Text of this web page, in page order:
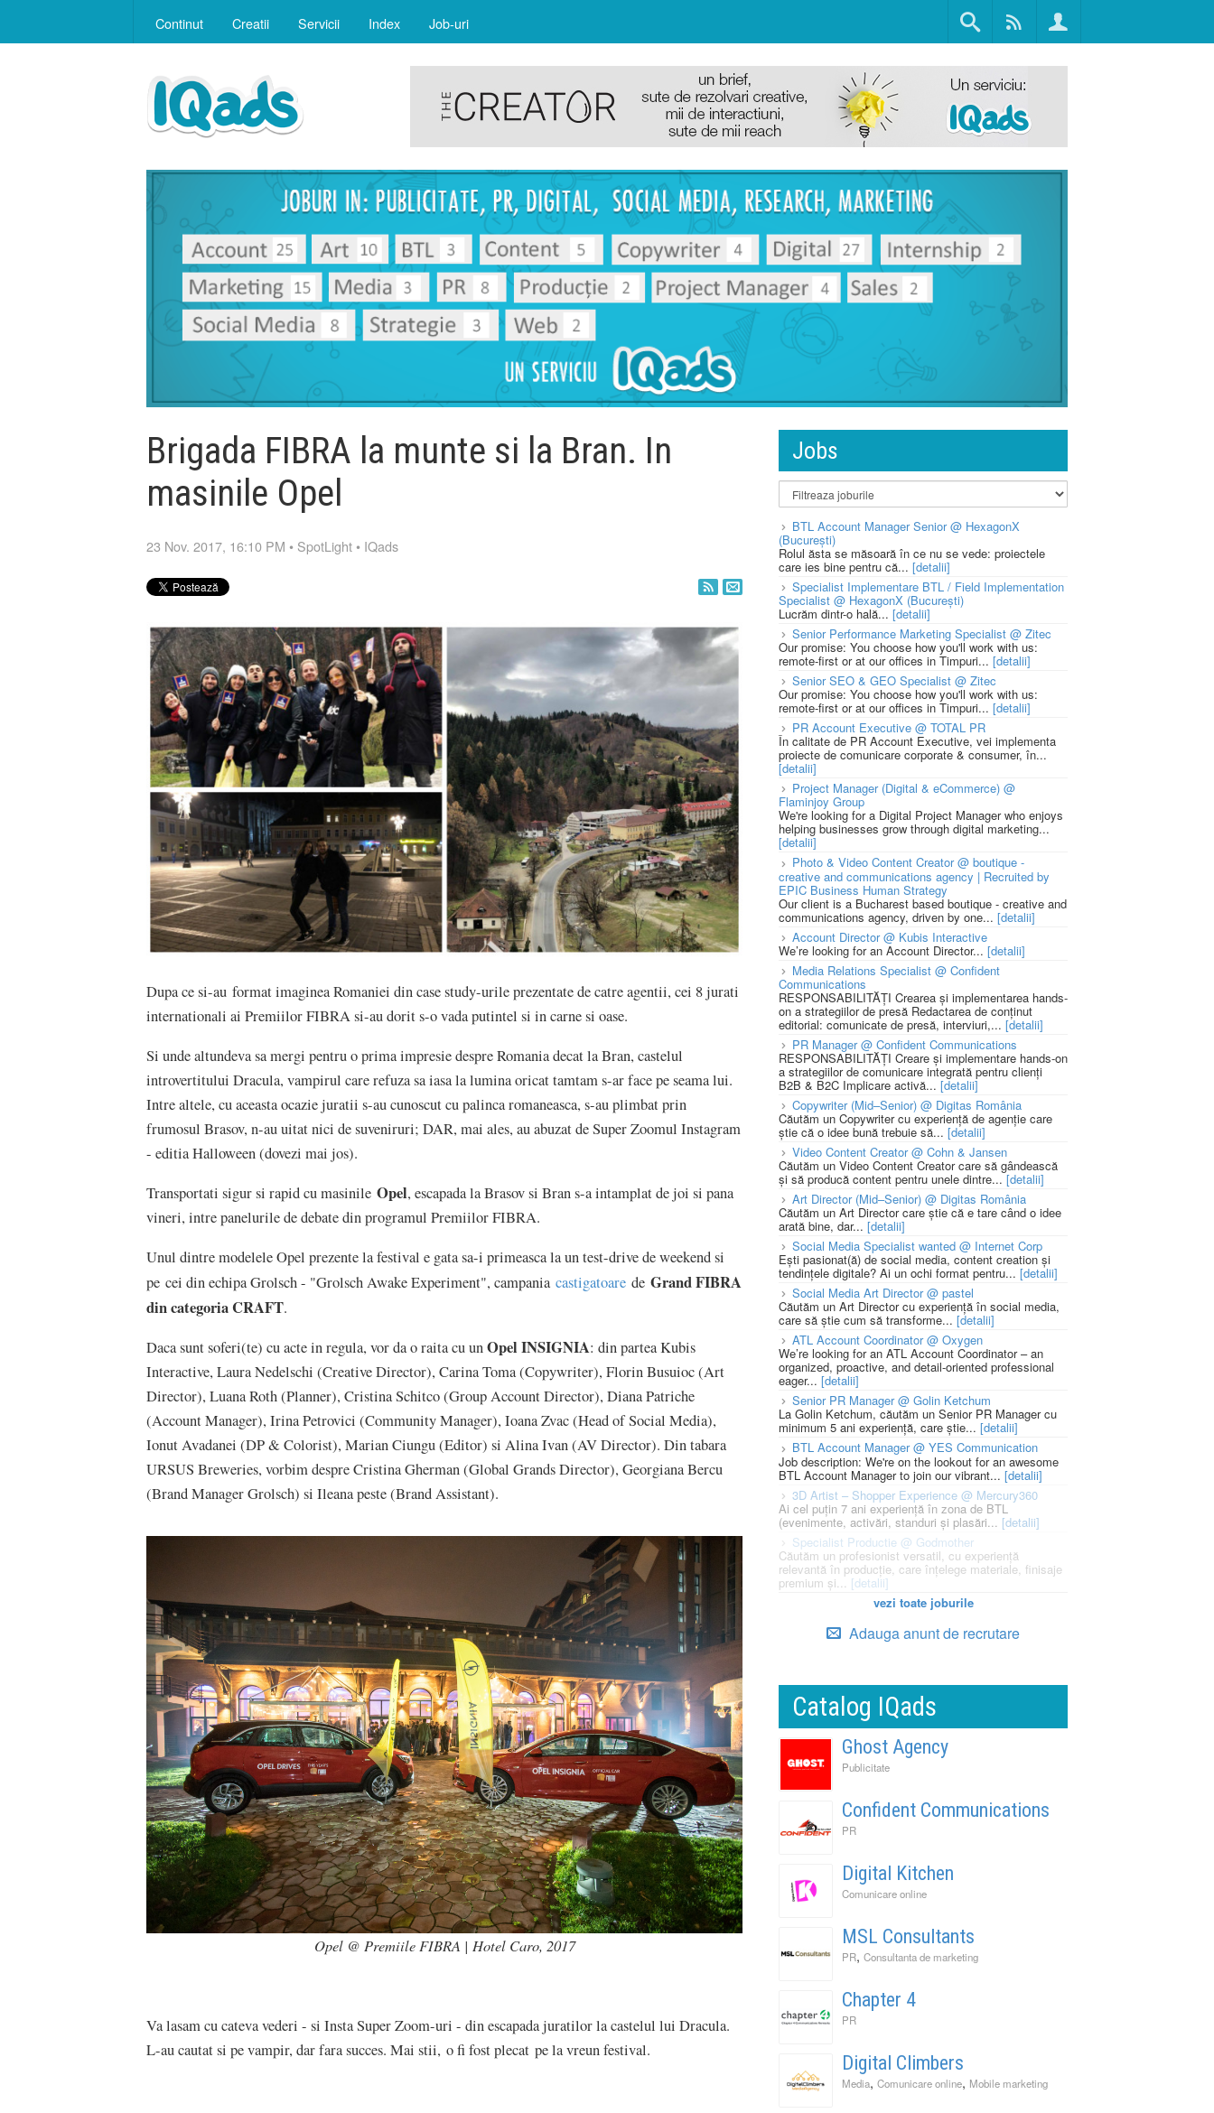
Continut Creatii Servicii Index Job-uri
Brigada FIBRA la munte si la Bran. In
masinile Opel
23 Nov. 2017, 16:10 PM • SpotLight • IQads
Dupa ce si-au format imaginea Romaniei din case study-urile prezentate de catre agentii, cei 8 jurati
internationali ai Premiilor FIBRA si-au dorit s-o vada putintel si in carne si oase.
Si unde altundeva sa mergi pentru o prima impresie despre Romania decat la Bran, castelul
introvertitului Dracula, vampirul care refuza sa iasa la lumina oricat tamtam s-ar face pe seama lui.
Intre altele, cu aceasta ocazie juratii s-au cunoscut cu palinca romaneasca, s-au plimbat prin
frumosul Brasov, n-au uitat nici de suveniruri; DAR, mai ales, au abuzat de Super Zoomul Instagram
- editia Halloween (dovezi mai jos).
Transportati sigur si rapid cu masinile Opel, escapada la Brasov si Bran s-a intamplat de joi si pana
vineri, intre panelurile de debate din programul Premiilor FIBRA.
Unul dintre modelele Opel prezente la festival e gata sa-i primeasca la un test-drive de weekend si
pe cei din echipa Grolsch - "Grolsch Awake Experiment", campania castigatoare de Grand FIBRA
din categoria CRAFT.
Daca sunt soferi(te) cu acte in regula, vor da o raita cu unOpel INSIGNIA: din partea Kubis
Interactive, Laura Nedelschi (Creative Director), Carina Toma (Copywriter), Florin Busuioc (Art
Director), Luana Roth (Planner), Cristina Schitco (Group Account Director), Diana Patriche
(Account Manager), Irina Petrovici (Community Manager), Ioana Zvac (Head of Social Media),
Ionut Avadanei (DP & Colorist), Marian Ciungu (Editor) si Alina Ivan (AV Director). Din tabara
URSUS Breweries, vorbim despre Cristina Gherman (Global Grands Director), Georgiana Bercu
(Brand Manager Grolsch) si Ileana peste (Brand Assistant).
Opel @ Premiile FIBRA | Hotel Caro, 2017
Va lasam cu cateva vederi - si Insta Super Zoom-uri - din escapada juratilor la castelul lui Dracula.
L-au cautat si pe vampir, dar fara succes. Mai stii, o fi fost plecat pe la vreun festival.
Jobs
BTL Account Manager Senior @ HexagonX
(București)
Rolul ăsta se măsoară în ce nu se vede: proiectele
care ies bine pentru că... [detalii]
Specialist Implementare BTL / Field Implementation
Specialist @ HexagonX (București)
Lucrăm dintr-o hală... [detalii]
Senior Performance Marketing Specialist @ Zitec
Our promise: You choose how you'll work with us:
remote-first or at our offices in Timpuri... [detalii]
Senior SEO & GEO Specialist @ Zitec
Our promise: You choose how you'll work with us:
remote-first or at our offices in Timpuri... [detalii]
PR Account Executive @ TOTAL PR
În calitate de PR Account Executive, vei implementa
proiecte de comunicare corporate & consumer, în...
[detalii]
Project Manager (Digital & eCommerce) @
Flaminjoy Group
We're looking for a Digital Project Manager who enjoys
helping businesses grow through digital marketing...
[detalii]
Photo & Video Content Creator @ boutique -
creative and communications agency | Recruited by
EPIC Business Human Strategy
Our client is a Bucharest based boutique - creative and
communications agency, driven by one... [detalii]
Account Director @ Kubis Interactive
We’re looking for an Account Director... [detalii]
Media Relations Specialist @ Confident
Communications
RESPONSABILITĂȚI Crearea și implementarea hands-
on a strategiilor de presă Redactarea de conținut
editorial: comunicate de presă, interviuri,... [detalii]
PR Manager @ Confident Communications
RESPONSABILITĂȚI Creare și implementare hands-on
a strategiilor de comunicare integrată pentru clienți
B2B & B2C Implicare activă... [detalii]
Copywriter (Mid–Senior) @ Digitas România
Căutăm un Copywriter cu experiență de agenție care
știe că o idee bună trebuie să... [detalii]
Video Content Creator @ Cohn & Jansen
Căutăm un Video Content Creator care să gândească
și să producă content pentru unele dintre...[detalii]
Art Director (Mid–Senior) @ Digitas România
Căutăm un Art Director care știe că e tare când o idee
arată bine, dar... [detalii]
Social Media Specialist wanted @ Internet Corp
Ești pasionat(ă) de social media, content creation și
tendințele digitale? Ai un ochi format pentru... [detalii]
Social Media Art Director @ pastel
Căutăm un Art Director cu experiență în social media,
care să știe cum să transforme... [detalii]
ATL Account Coordinator @ Oxygen
We’re looking for an ATL Account Coordinator – an
organized, proactive, and detail-oriented professional
eager... [detalii]
Senior PR Manager @ Golin Ketchum
La Golin Ketchum, căutăm un Senior PR Manager cu
minimum 5 ani experiență, care știe... [detalii]
BTL Account Manager @ YES Communication
Job description: We're on the lookout for an awesome
BTL Account Manager to join our vibrant... [detalii]
3D Artist – Shopper Experience @ Mercury360
Ai cel puțin 7 ani experiență în zona de BTL
(evenimente, activări, standuri și plasări... [detalii]
Specialist Productie @ Godmother
Căutăm un profesionist versatil, cu experiență
relevantă în producție, care înțelege materiale, finisaje
premium și... [detalii]
vezi toate joburile
Adauga anunt de recrutare
Catalog IQads
Ghost Agency
Publicitate
Confident Communications
PR
Digital Kitchen
Comunicare online
MSL Consultants
PR, Consultanta de marketing
Chapter 4
PR
Digital Climbers
Media, Comunicare online, Mobile marketing